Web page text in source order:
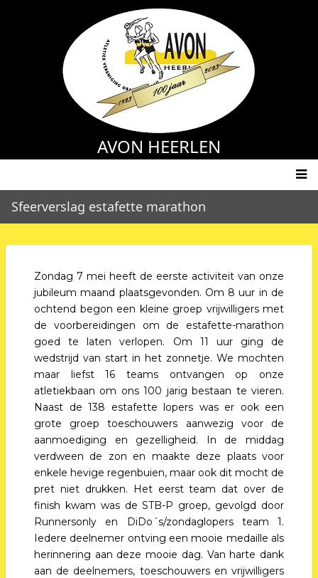
AVON HEERLEN
Main
navigation
Sfeerverslag estafette marathon
Zondag 7 mei heeft de eerste activiteit van onze
jubileum maand plaatsgevonden. Om 8 uur in de
ochtend begon een kleine groep vrijwilligers met
de voorbereidingen om de estafette-marathon
goed te laten verlopen. Om 11 uur ging de
wedstrijd van start in het zonnetje. We mochten
maar liefst 16 teams ontvangen op onze
atletiekbaan om ons 100 jarig bestaan te vieren.
Naast de 138 estafette lopers was er ook een
grote groep toeschouwers aanwezig voor de
aanmoediging en gezelligheid. In de middag
verdween de zon en maakte deze plaats voor
enkele hevige regenbuien, maar ook dit mocht de
pret niet drukken. Het eerst team dat over de
finish kwam was de STB-P groep, gevolgd door
Runnersonly en DiDo´s/zondaglopers team 1.
Iedere deelnemer ontving een mooie medaille als
herinnering aan deze mooie dag. Van harte dank
aan de deelnemers, toeschouwers en vrijwilligers